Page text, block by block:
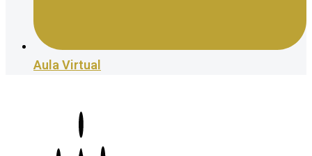
Aula Virtual